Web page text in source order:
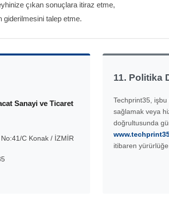
çıkan sonuçlara itiraz etme,
giderilmesini talep etme.
Sanayi ve Ticaret
C Konak / İZMİR
11. Politika
Techprint35, işbu
sağlamak veya
doğrultusunda
itibaren